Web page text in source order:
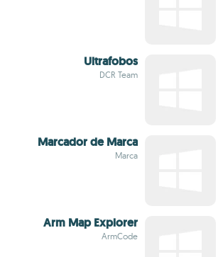
Ultrafobos
DCR Team
Marcador de Marca
Marca
Arm Map Explorer
ArmCode